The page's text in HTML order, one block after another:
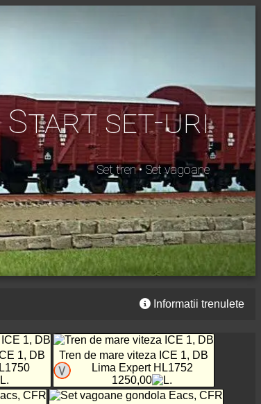
Start set-uri
Set tren • Set vagoane
Informatii trenulete
1, DB
Tren de mare viteza ICE 1, DB
Lima Expert HL1752
1250,00